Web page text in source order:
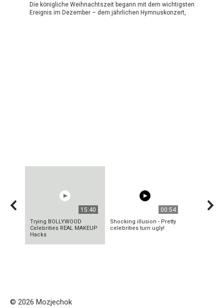
Die königliche Weihnachtszeit begann mit dem wichtigsten
Ereignis im Dezember – dem jährlichen Hymnuskonzert,
15:40
Trying BOLLYWOOD
Celebrities REAL MAKEUP
Hacks
00:54
Shocking illusion - Pretty
celebrities turn ugly!
© 2026 Mozjechok